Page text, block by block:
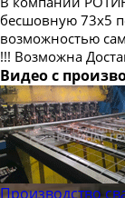
Труба
Труба
Труба
Труба
Труба
Труба
бесшовную 73х5
возможностью
!!! Возможна
Видео с
Производство